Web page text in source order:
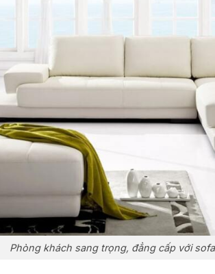
Phòng khách sang trọng, đẳng cấp với